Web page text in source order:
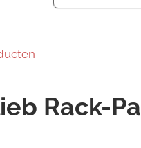
Rack-